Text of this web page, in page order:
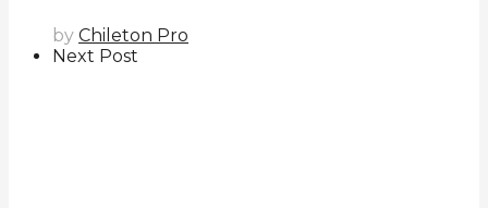
by Chileton Pro
Next Post